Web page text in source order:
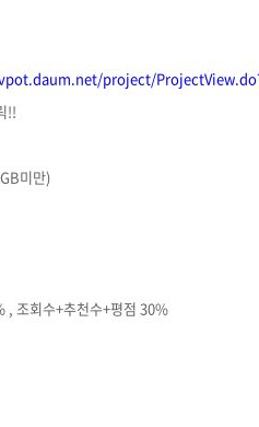
project/
!!
미만)
, 조회수+추천수+평점 30%